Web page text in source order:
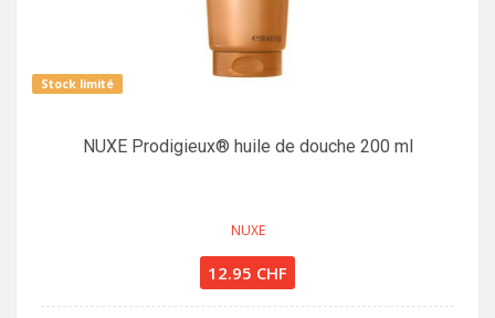
Stock limité
NUXE Prodigieux® huile de douche 200 ml
NUXE
12.95 CHF